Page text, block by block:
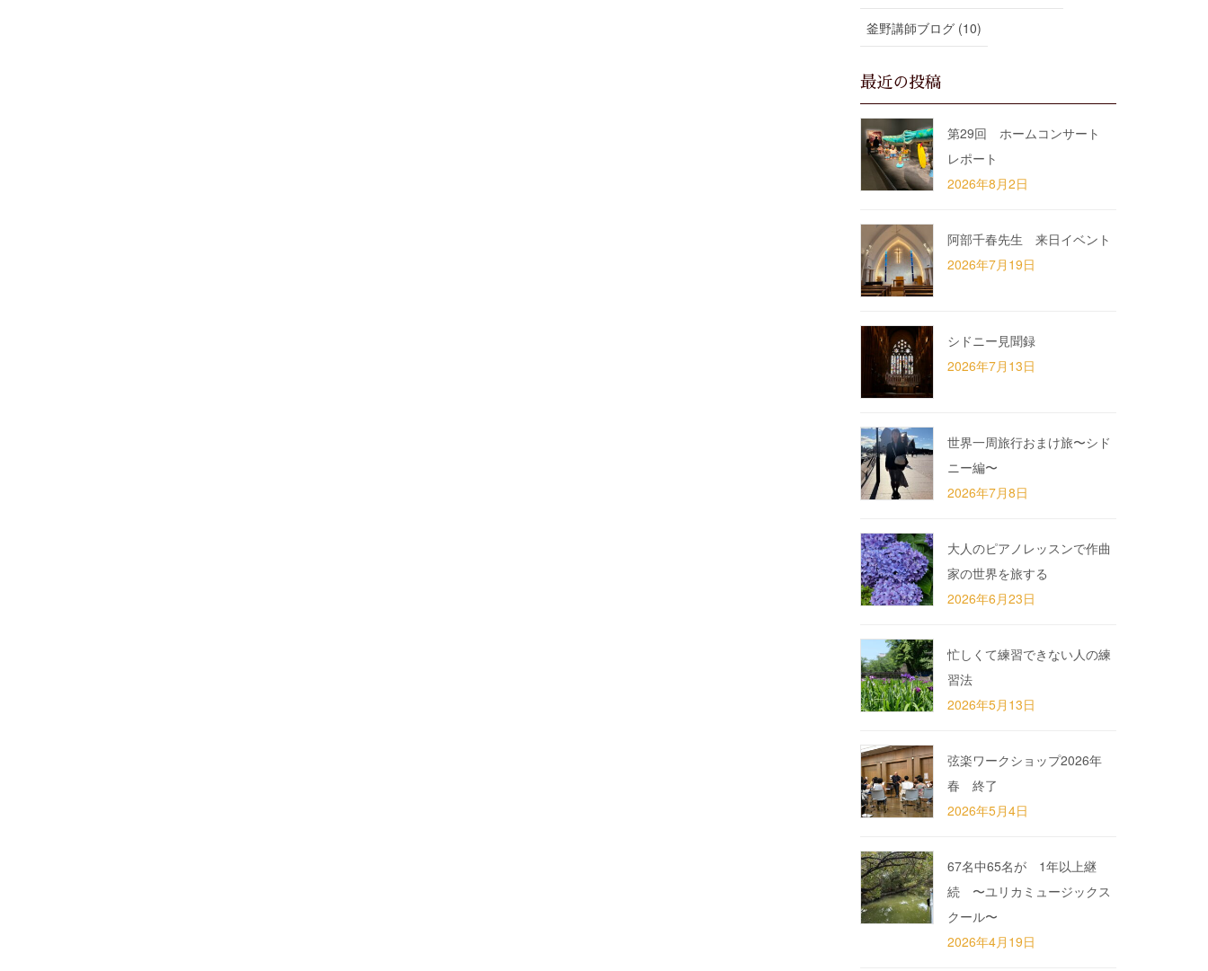
釜野講師ブログ (10)
最近の投稿
第29回 ホームコンサート
レポート
2026年8月2日
阿部千春先生 来日イベント
2026年7月19日
シドニー見聞録
2026年7月13日
世界一周旅行おまけ旅〜シド
ニー編〜
2026年7月8日
大人のピアノレッスンで作曲
家の世界を旅する
2026年6月23日
忙しくて練習できない人の練
習法
2026年5月13日
弦楽ワークショップ2026年
春 終了
2026年5月4日
67名中65名が 1年以上継
続 〜ユリカミュージックス
クール〜
2026年4月19日